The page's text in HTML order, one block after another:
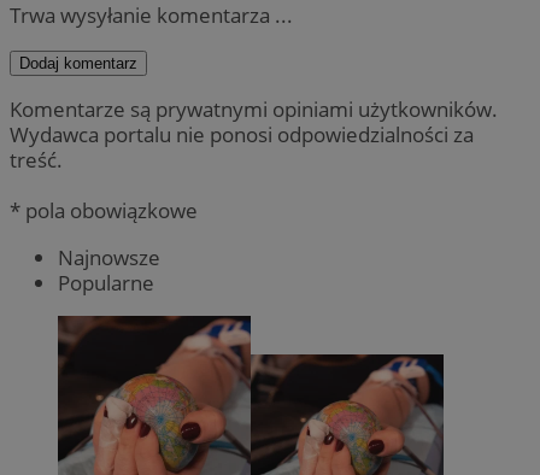
Trwa wysyłanie komentarza ...
Dodaj komentarz
Komentarze są prywatnymi opiniami użytkowników.
Wydawca portalu nie ponosi odpowiedzialności za
treść.
* pola obowiązkowe
Najnowsze
Popularne